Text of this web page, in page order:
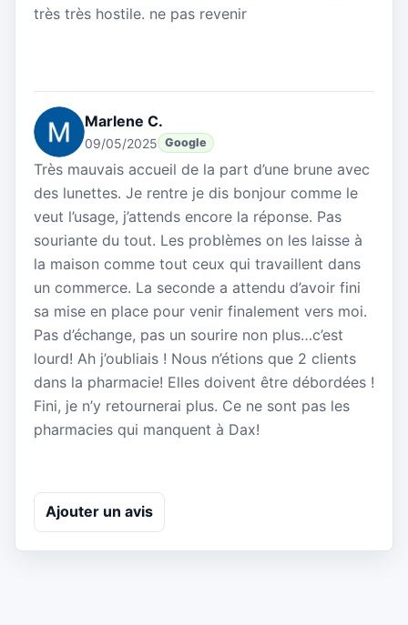
très très hostile. ne pas revenir
Marlene C.
09/05/2025 Google
Très mauvais accueil de la part d’une brune avec
des lunettes. Je rentre je dis bonjour comme le
veut l’usage, j’attends encore la réponse. Pas
souriante du tout. Les problèmes on les laisse à
la maison comme tout ceux qui travaillent dans
un commerce. La seconde a attendu d’avoir fini
sa mise en place pour venir finalement vers moi.
Pas d’échange, pas un sourire non plus…c’est
lourd! Ah j’oubliais ! Nous n’étions que 2 clients
dans la pharmacie! Elles doivent être débordées !
Fini, je n’y retournerai plus. Ce ne sont pas les
pharmacies qui manquent à Dax!
Ajouter un avis